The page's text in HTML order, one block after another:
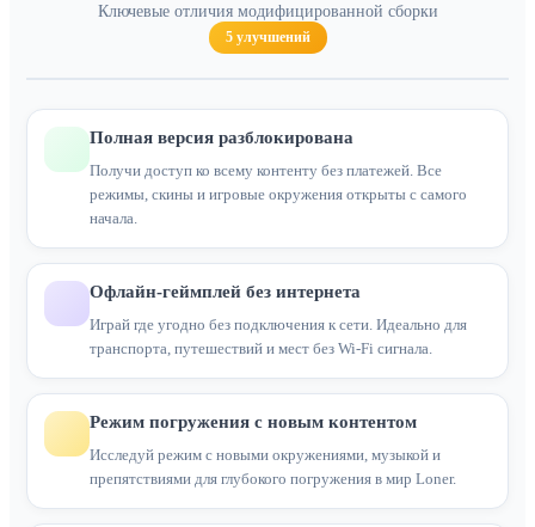
Ключевые отличия модифицированной сборки
5 улучшений
Полная версия разблокирована
Получи доступ ко всему контенту без платежей. Все
режимы, скины и игровые окружения открыты с самого
начала.
Офлайн-геймплей без интернета
Играй где угодно без подключения к сети. Идеально для
транспорта, путешествий и мест без Wi-Fi сигнала.
Режим погружения с новым контентом
Исследуй режим с новыми окружениями, музыкой и
препятствиями для глубокого погружения в мир Loner.